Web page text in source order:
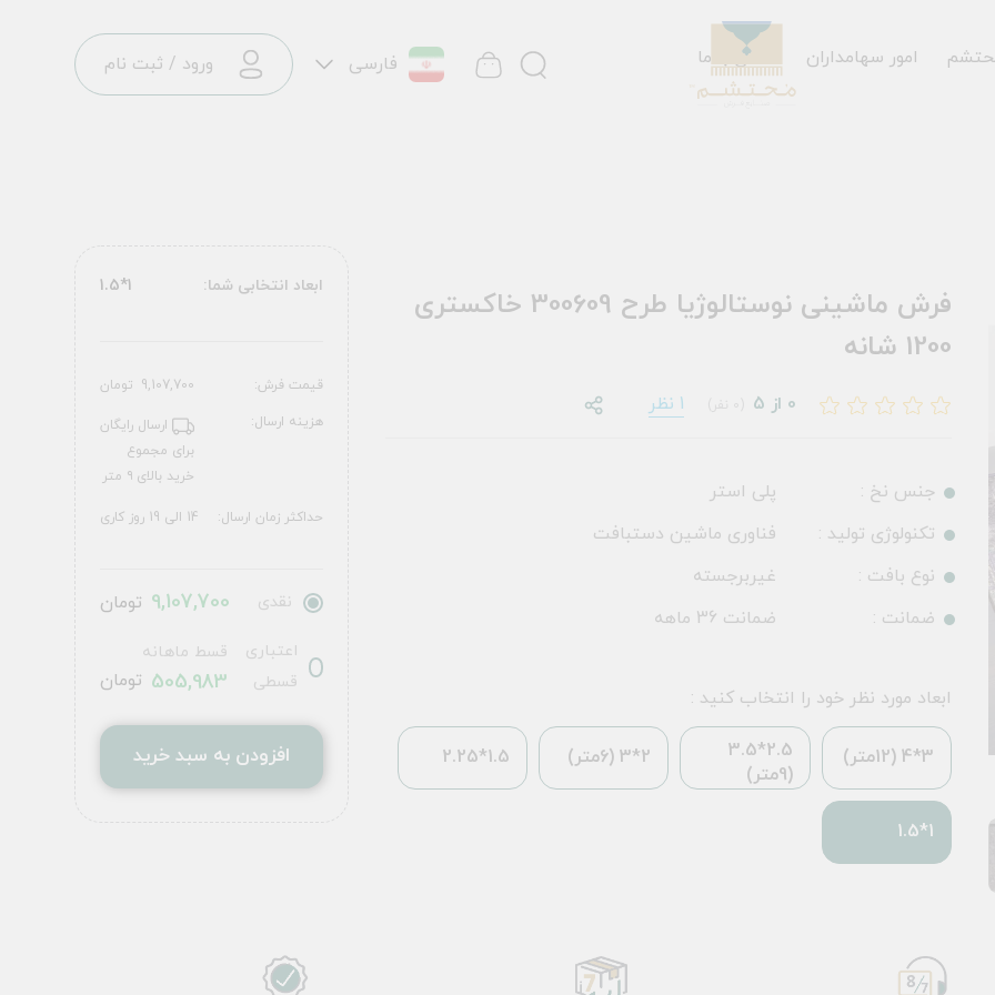
امور سهامداران تماس با ما فارسی ورود / ثبت نام
فرش ماشینی نوستالوژیا طرح 300609 خاکستری
1200 شانه
0 از 5 1 نظر
جنس نخ :
پلی استر
تکنولوژی تولید :
فناوری ماشین دستبافت
نوع بافت :
غیربرجسته
ضمانت :
ضمانت 36 ماهه
ابعاد مورد نظر خود را انتخاب کنید :
3*4 (12متر)
2.5*3.5
(9متر)
2*3 (6متر) 1.5*2.25
1*1.5
ابعاد انتخابی شما: 1*1.5
قیمت فرش: 9,107,700 تومان
هزینه ارسال:
ارسال رایگان
برای مجموع
خرید بالای ۹ متر
حداکثر زمان ارسال: 14 الی 19 روز کاری
نقدی 9,107,700 تومان
اعتباری
قسطی
قسط ماهانه
505,983 تومان
افزودن به سبد خرید